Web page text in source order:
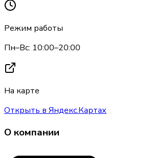
Режим работы
Пн–Вс: 10:00–20:00
На карте
Открыть в Яндекс.Картах
О компании